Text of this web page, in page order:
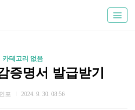
카테고리 없음
증명서 발급받기
포 2024. 9. 30. 08:56